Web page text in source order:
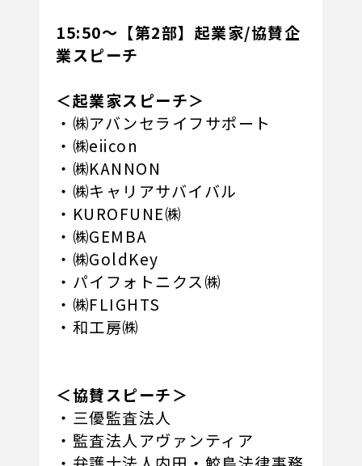
15:50～【第2部】起業家/協賛企
業スピーチ
＜起業家スピーチ＞
・㈱アバンセライフサポート
・㈱eiicon
・㈱KANNON
・㈱キャリアサバイバル
・KUROFUNE㈱
・㈱GEMBA
・㈱GoldKey
・パイフォトニクス㈱
・㈱FLIGHTS
・和工房㈱
＜協賛スピーチ＞
・三優監査法人
・監査法人アヴァンティア